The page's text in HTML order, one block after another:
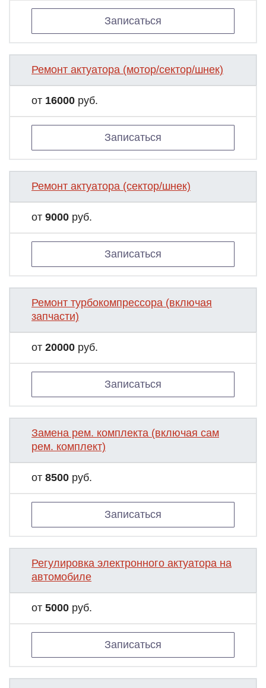
Записаться
Ремонт актуатора (мотор/сектор/шнек)
от 16000 руб.
Записаться
Ремонт актуатора (сектор/шнек)
от 9000 руб.
Записаться
Ремонт турбокомпрессора (включая
запчасти)
от 20000 руб.
Записаться
Замена рем. комплекта (включая сам
рем. комплект)
от 8500 руб.
Записаться
Регулировка электронного актуатора на
автомобиле
от 5000 руб.
Записаться